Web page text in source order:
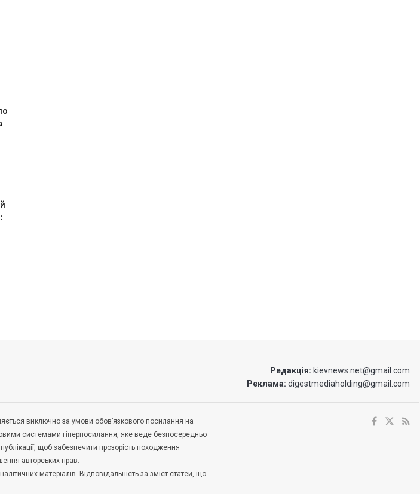
Редакція: kievnews.net@gmail.com
Реклама: digestmediaholding@gmail.com
виключно за умови обов’язкового посилання на
системами гіперпосилання, яке веде безпосередньо
щоб забезпечити прозорість походження
авторських прав.
матеріалів. Відповідальність за зміст статей, що